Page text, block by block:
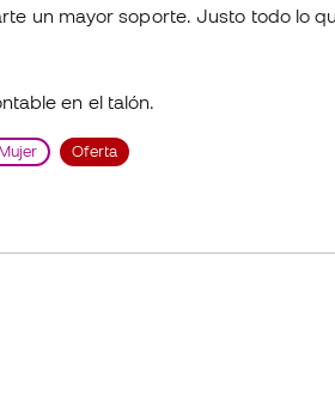
un mayor soporte. Justo todo lo
en el talón.
Mujer Oferta